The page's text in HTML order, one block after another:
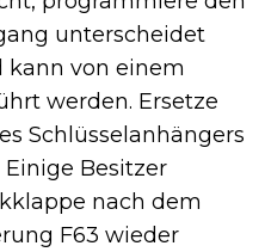
unterscheidet
kann von einem
werden. Ersetze
Schlüsselanhängers
Besitzer
nach dem
F63 wieder